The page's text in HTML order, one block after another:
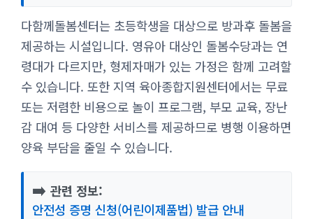
다함께돌봄센터는 초등학생을 대상으로 방과후 돌봄을
제공하는 시설입니다. 영유아 대상인 돌봄수당과는 연
령대가 다르지만, 형제자매가 있는 가정은 함께 고려할
수 있습니다. 또한 지역 육아종합지원센터에서는 무료
또는 저렴한 비용으로 놀이 프로그램, 부모 교육, 장난
감 대여 등 다양한 서비스를 제공하므로 병행 이용하면
양육 부담을 줄일 수 있습니다.
➡️ 관련 정보:
안전성 증명 신청(어린이제품법) 발급 안내